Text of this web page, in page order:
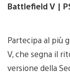
Battlefield V |
Partecipa al più
V, che segna il
versione della